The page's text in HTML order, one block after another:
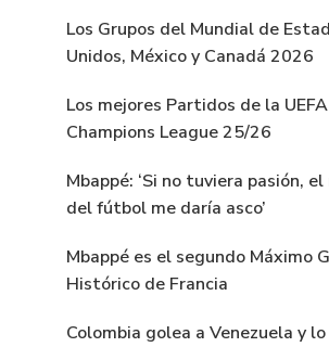
Los Grupos del Mundial de
Unidos, México y Canadá 2026
Los mejores Partidos de la UEFA
Champions League 25/26
Mbappé: ‘Si no tuviera pasión,
del fútbol me daría asco’
Mbappé es el segundo Máximo
Histórico de Francia
Colombia golea a Venezuela y